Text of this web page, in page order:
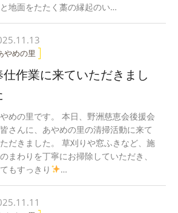
地面をたたく藁の縁起のい…
やめの里
仕作業に来ていただきまし
めの里です。 本日、野洲慈恵会後援会
さんに、あやめの里の清掃活動に来て
だきました。 草刈りや窓ふきなど、施
まわりを丁寧にお掃除していただき、
もすっきり
…